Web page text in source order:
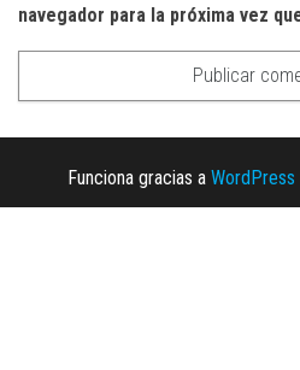
navegador para la próxima vez
Funciona gracias a WordPress